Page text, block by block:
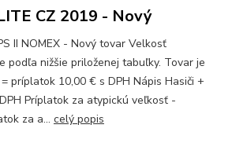
CZ 2019 - Nový
II NOMEX - Nový tovar Velkosť
podľa nižšie priloženej tabuľky. Tovar je
príplatok 10,00 € s DPH Nápis Hasiči +
Príplatok za atypickú veľkosť -
za a... celý popis